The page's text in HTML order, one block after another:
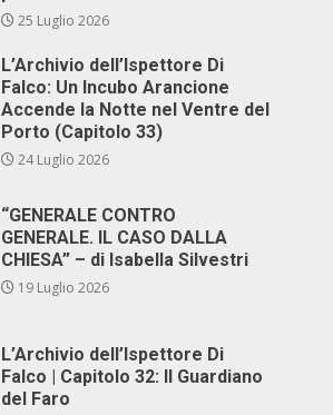
25 Luglio 2026
L’Archivio dell’Ispettore Di
Falco: Un Incubo Arancione
Accende la Notte nel Ventre del
Porto (Capitolo 33)
24 Luglio 2026
“GENERALE CONTRO
GENERALE. IL CASO DALLA
CHIESA” – di Isabella Silvestri
19 Luglio 2026
L’Archivio dell’Ispettore Di
Falco | Capitolo 32: Il Guardiano
del Faro